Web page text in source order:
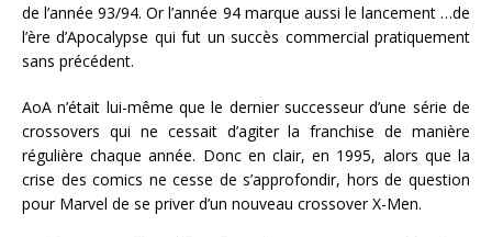
de l’année 93/94. Or l’année 94 marque aussi le lancement …de
l’ère d’Apocalypse qui fut un succès commercial pratiquement
sans précédent.
AoA n’était lui-même que le dernier successeur d’une série de
crossovers qui ne cessait d’agiter la franchise de manière
régulière chaque année. Donc en clair, en 1995, alors que la
crise des comics ne cesse de s’approfondir, hors de question
pour Marvel de se priver d’un nouveau crossover X-Men.